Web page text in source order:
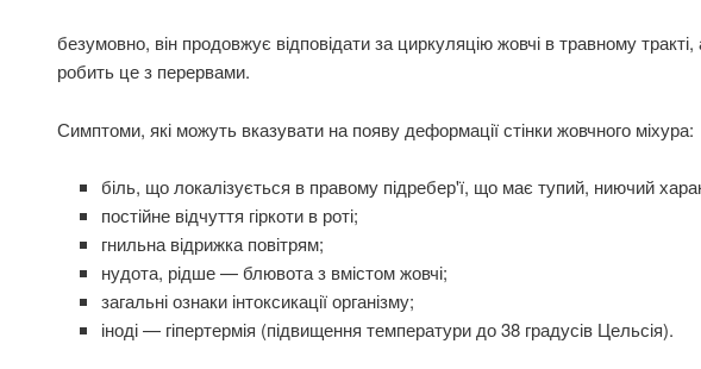
безумовно, він продовжує відповідати за циркуляцію жовчі в травному тракті,
робить це з перервами.
Симптоми, які можуть вказувати на появу деформації стінки жовчного міхура:
біль, що локалізується в правому підребер'ї, що має тупий, ниючий
постійне відчуття гіркоти в роті;
гнильна відрижка повітрям;
нудота, рідше — блювота з вмістом жовчі;
загальні ознаки інтоксикації організму;
іноді — гіпертермія (підвищення температури до 38 градусів Цельсія).